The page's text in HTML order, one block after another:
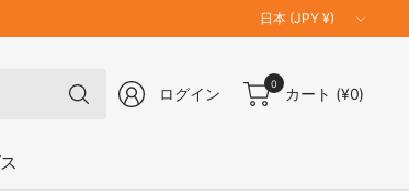
国
／
域
を
で
ログイン
0
カート (¥0)